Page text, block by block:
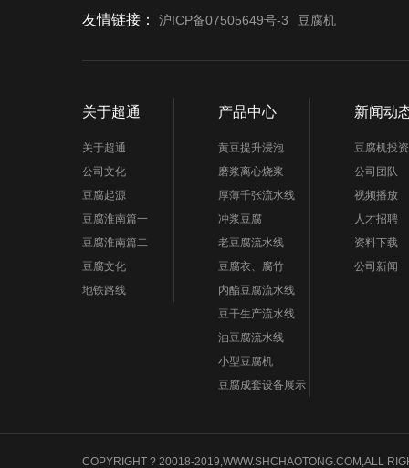
友情链接： 沪ICP备07505649号-3 豆腐机
关于超通
关于超通
公司文化
豆腐起源
豆腐淮南篇一
豆腐淮南篇二
豆腐文化
地铁路线
产品中心
黄豆提升浸泡
磨浆离心烧浆
厚薄千张流水线
冲浆豆腐
老豆腐流水线
豆腐衣、腐竹
内酯豆腐流水线
豆干生产流水线
油豆腐流水线
小型豆腐机
豆腐成套设备展示
新闻动
豆腐机投
公司团队
视频播放
人才招聘
资料下载
公司新闻
COPYRIGHT ? 20018-2019,WWW.SHCHAOTONG.COM,ALL